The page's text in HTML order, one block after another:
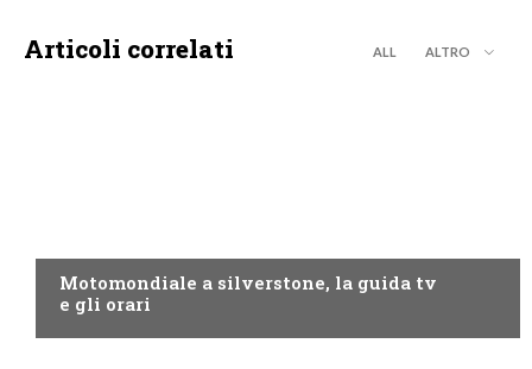
Articoli correlati ALL ALTRO
Motomondiale a silverstone, la guida tv
e gli orari